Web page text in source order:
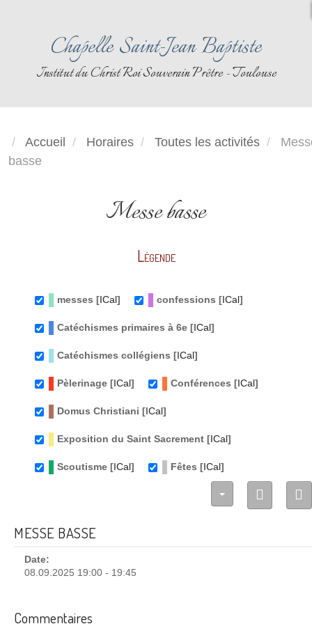
Chapelle Saint-Jean Baptiste
Institut du Christ Roi Souverain Prêtre - Toulouse
Accueil Horaires Toutes les activités
basse
Messe basse
Légende
messes [ ICal ] confessions [ ICal ]
Catéchismes primaires à 6e [ ICal ]
Catéchismes collégiens [ ICal ]
Pèlerinage [ ICal ] Conférences [ ICal ]
Domus Christiani [ ICal ]
Exposition du Saint Sacrement [ ICal ]
Scoutisme [ ICal ] Fêtes [ ICal ]
MESSE BASSE
Date:
08.09.2025 19:00 - 19:45
Commentaires